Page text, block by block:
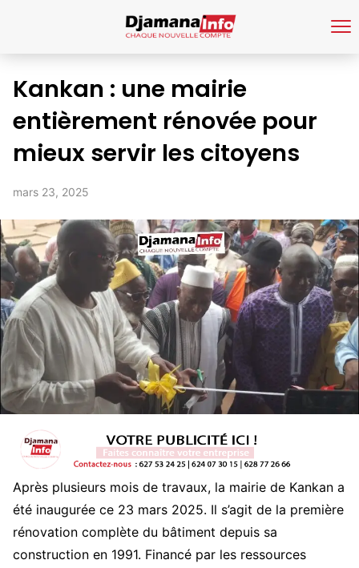
Kankan : une mairie
entièrement rénovée pour
mieux servir les citoyens
mars 23, 2025
Après plusieurs mois de travaux, la mairie de Kankan a
été inaugurée ce 23 mars 2025. Il s’agit de la première
rénovation complète du bâtiment depuis sa
construction en 1991. Financé par les ressources